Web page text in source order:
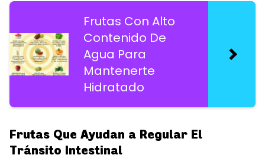
Frutas Con Alto
Contenido De
Agua Para
Mantenerte
Hidratado
Frutas Que Ayudan a Regular El
Tránsito Intestinal